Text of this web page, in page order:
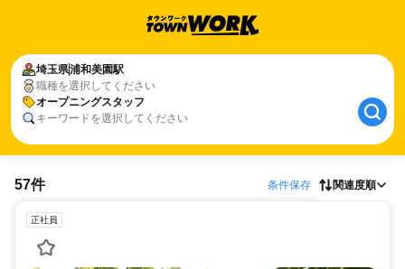
埼玉県浦和美園駅
職種を選択してください
オープニングスタッフ
キーワードを選択してください
57件 条件保存 関連度順
正社員